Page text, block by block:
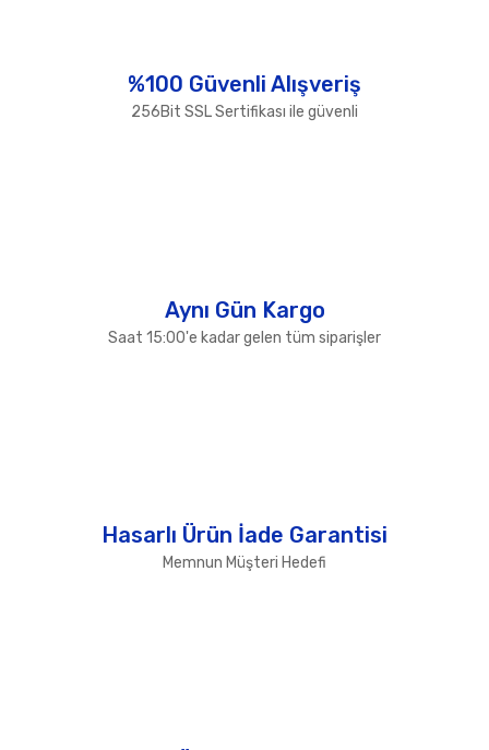
Ürün fiyatı diğer sitelerden daha pahalı.
%100 Güvenli Alışveriş
256Bit SSL Sertifikası ile güvenli
Aynı Gün Kargo
Saat 15:00'e kadar gelen tüm siparişler
Hasarlı Ürün İade Garantisi
Memnun Müşteri Hedefi